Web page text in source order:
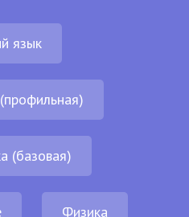
язык
(базовая)
Физика